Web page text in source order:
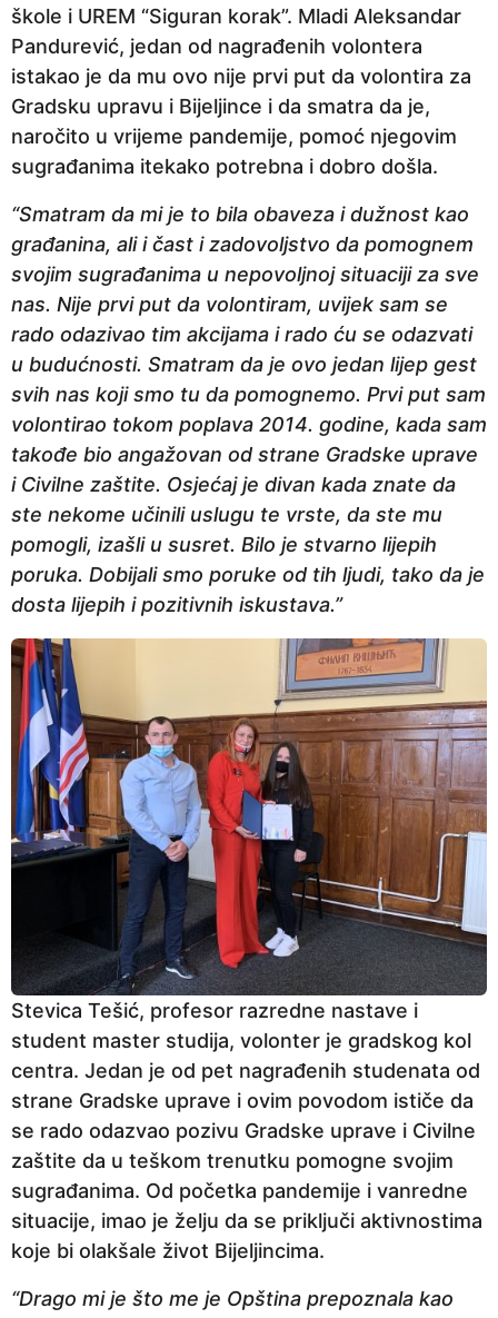
škole i UREM “Siguran korak”. Mladi Aleksandar
Pandurević, jedan od nagrađenih volontera
istakao je da mu ovo nije prvi put da volontira za
Gradsku upravu i Bijeljince i da smatra da je,
naročito u vrijeme pandemije, pomoć njegovim
sugrađanima itekako potrebna i dobro došla.
“Smatram da mi je to bila obaveza i dužnost kao
građanina, ali i čast i zadovoljstvo da pomognem
svojim sugrađanima u nepovoljnoj situaciji za sve
nas. Nije prvi put da volontiram, uvijek sam se
rado odazivao tim akcijama i rado ću se odazvati
u budućnosti. Smatram da je ovo jedan lijep gest
svih nas koji smo tu da pomognemo. Prvi put sam
volontirao tokom poplava 2014. godine, kada sam
takođe bio angažovan od strane Gradske uprave
i Civilne zaštite. Osjećaj je divan kada znate da
ste nekome učinili uslugu te vrste, da ste mu
pomogli, izašli u susret. Bilo je stvarno lijepih
poruka. Dobijali smo poruke od tih ljudi, tako da je
dosta lijepih i pozitivnih iskustava.”
Stevica Tešić, profesor razredne nastave i
student master studija, volonter je gradskog kol
centra. Jedan je od pet nagrađenih studenata od
strane Gradske uprave i ovim povodom ističe da
se rado odazvao pozivu Gradske uprave i Civilne
zaštite da u teškom trenutku pomogne svojim
sugrađanima. Od početka pandemije i vanredne
situacije, imao je želju da se priključi aktivnostima
koje bi olakšale život Bijeljincima.
“Drago mi je što me je Opština prepoznala kao